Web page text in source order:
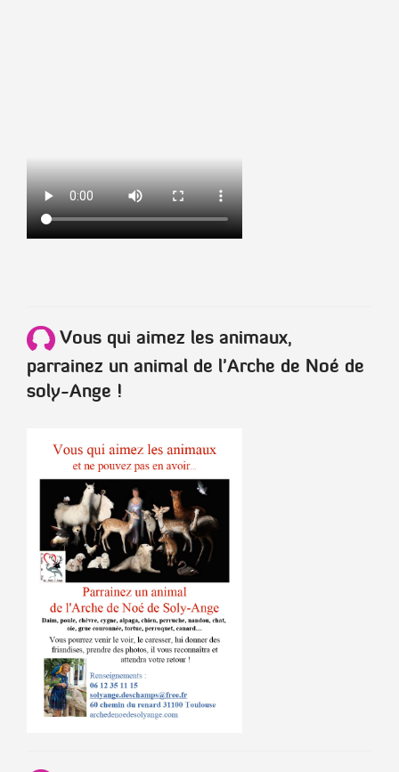
Vous qui aimez les animaux,
parrainez un animal de l'Arche de Noé de
soly-Ange !